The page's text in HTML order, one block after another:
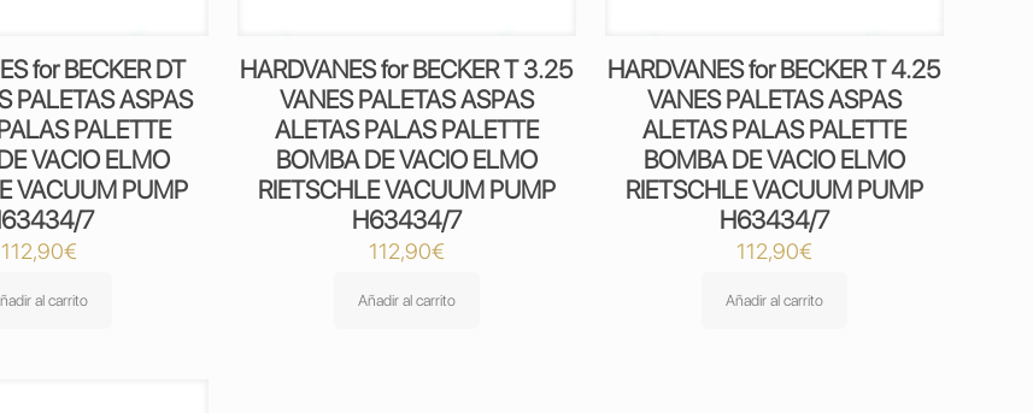
for BECKER DT
PALETAS ASPAS
PALETTE
VACIO ELMO
VACUUM PUMP
7
112,90€
al carrito
HARDVANES for BECKER T 3.25
VANES PALETAS ASPAS
ALETAS PALAS PALETTE
BOMBA DE VACIO ELMO
RIETSCHLE VACUUM PUMP
H63434/7
112,90€
Añadir al carrito
HARDVANES for BECKER T 4.25
VANES PALETAS ASPAS
ALETAS PALAS PALETTE
BOMBA DE VACIO ELMO
RIETSCHLE VACUUM PUMP
H63434/7
112,90€
Añadir al carrito